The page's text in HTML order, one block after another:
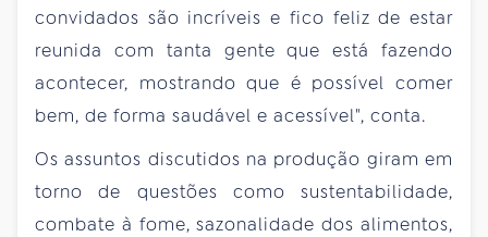
convidados são incríveis e fico feliz de estar
reunida com tanta gente que está fazendo
acontecer, mostrando que é possível comer
bem, de forma saudável e acessível", conta.
Os assuntos discutidos na produção giram em
torno de questões como sustentabilidade,
combate à fome, sazonalidade dos alimentos,